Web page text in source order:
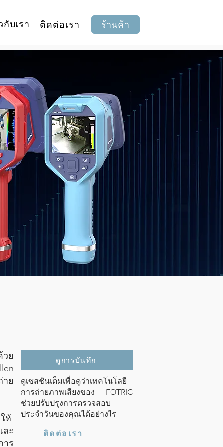
กับเรา ติดต่อเรา ร้านค้า
ย
าย
ห้
ละ
าร
ดูเซสชันเต็มเพื่อดูว่าเทคโนโลยี
การถ่ายภาพเสียงของ FOTRIC
ช่วยปรับปรุงการตรวจสอบ
ประจำวันของคุณได้อย่างไร
ติดต่อเรา
ดูการบันทึก